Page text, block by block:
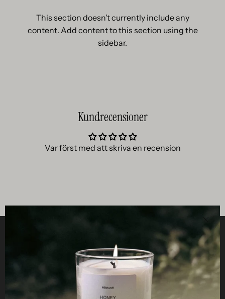
Close
This section doesn’t currently include any
content. Add content to this section using the
sidebar.
Kundrecensioner
Var först med att skriva en recension
Business